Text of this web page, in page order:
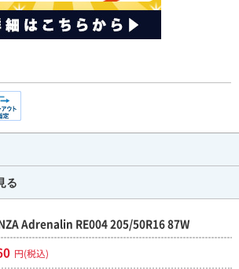
る
Adrenalin RE004 205/50R16 87W
円(税込)